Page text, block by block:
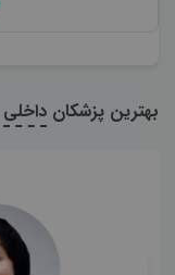
بهترین پزشکان داخلی